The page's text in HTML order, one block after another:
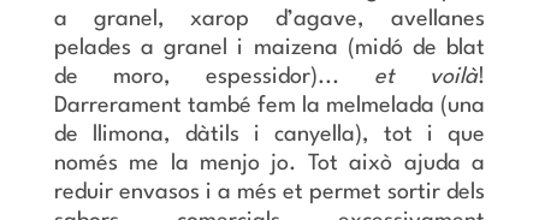
a granel, xarop d’agave, avellanes
pelades a granel i maizena (midó de blat
de moro, espessidor)... et voilà!
Darrerament també fem la melmelada (una
de llimona, dàtils i canyella), tot i que
només me la menjo jo. Tot això ajuda a
reduir envasos i a més et permet sortir dels